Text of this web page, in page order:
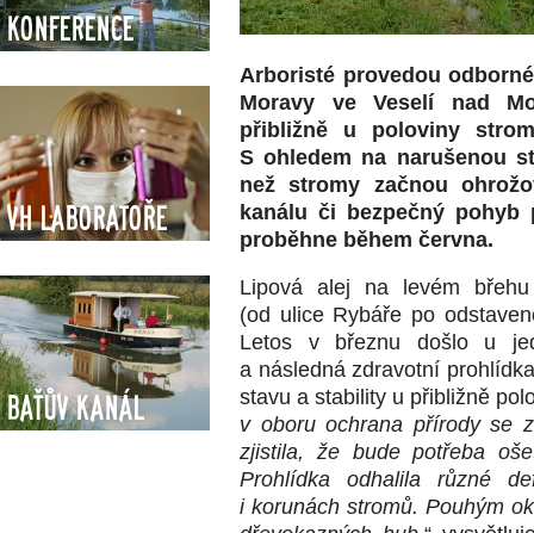
Konference
VH Laboratoře
Baťův kanál
Arboristé provedou
Moravy ve Veselí nad
přibližně u poloviny
S ohledem na narušenou
než stromy začnou
kanálu či bezpečný pohyb
proběhne během června.
Lipová alej na levém
(od ulice Rybáře po
Letos v březnu došlo u
a následná zdravotní
stavu a stability u přibližně
v oboru ochrana přírody se
zjistila, že bude potřeba
Prohlídka odhalila různé
i korunách stromů. Pouhým